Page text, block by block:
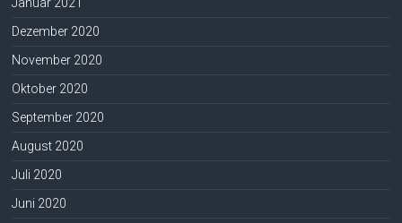
Dezember 2020
November 2020
Oktober 2020
September 2020
August 2020
Juli 2020
Juni 2020